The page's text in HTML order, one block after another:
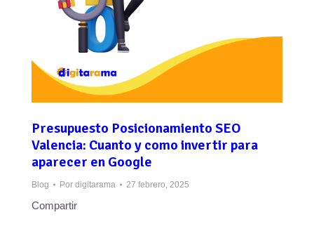
Presupuesto Posicionamiento SEO
Valencia: Cuanto y como invertir para
aparecer en Google
Blog Por digitarama 27 febrero, 2025
Compartir